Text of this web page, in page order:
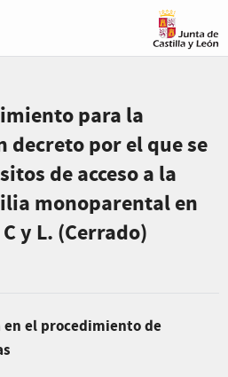
para la
decreto por el que se
de acceso a la
monoparental en
y L. (Cerrado)
el procedimiento de